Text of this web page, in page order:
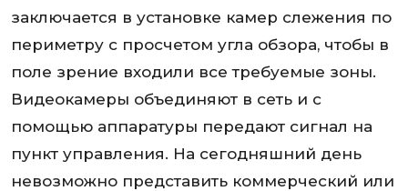
заключается в установке камер слежения по
периметру с просчетом угла обзора, чтобы в
поле зрение входили все требуемые зоны.
Видеокамеры объединяют в сеть и с
помощью аппаратуры передают сигнал на
пункт управления. На сегодняшний день
невозможно представить коммерческий или